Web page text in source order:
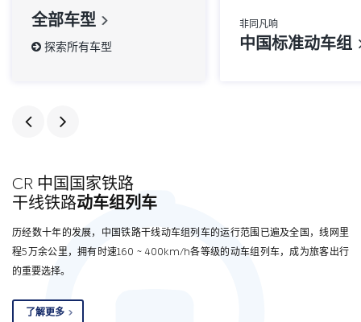
全部车型
探索所有车型
非同凡响
中国标准动车组
CR 中国国家铁路
干线铁路动车组列车
历经数十年的发展，中国铁路干线动车组列车的运行范围已遍及全国，线网里
程5万余公里，拥有时速160 ~ 400km/h各等级的动车组列车，成为旅客出行
的重要选择。
了解更多